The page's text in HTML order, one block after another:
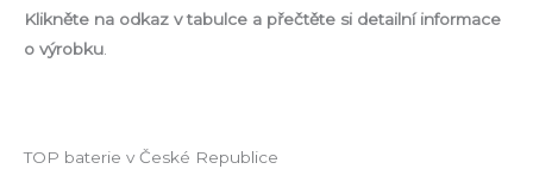
Klikněte na odkaz v tabulce a přečtěte si detailní informace
o výrobku.
TOP baterie v České Republice